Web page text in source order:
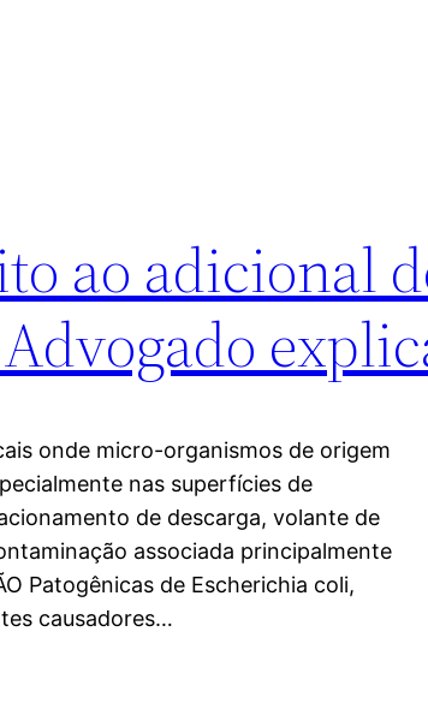
ao adicional
onde micro-organismos de origem
nas superfícies de
de descarga, volante de
associada principalmente
Patogênicas de Escherichia coli,
causadores…